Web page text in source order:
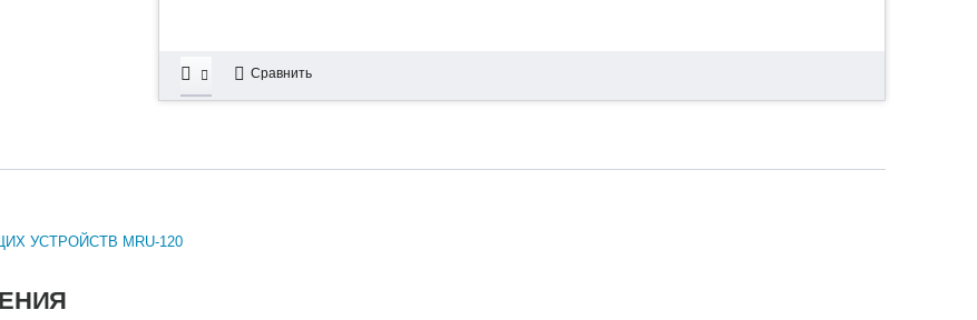
Сравнить
УСТРОЙСТВ MRU-120